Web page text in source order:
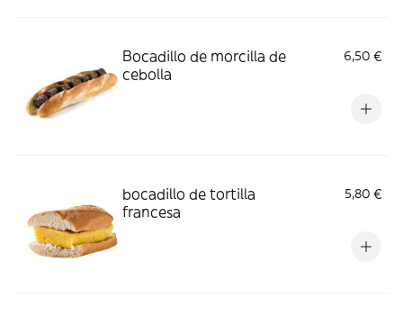
Bocadillo de morcilla de
cebolla
6,50 €
bocadillo de tortilla
francesa
5,80 €